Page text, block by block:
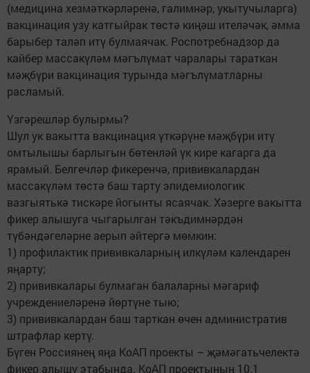
(медицина хезмәткәрләренә, галимнәр, укытучыларга)
вакцинация узу катгыйрак төстә киңәш ителәчәк, әмма
барыбер таләп итү булмаячак. Роспотребнадзор да
кайбер массакүләм мәгълүмат чаралары тараткан
мәҗбүри вакцинация турында мәгълүматларны
расламый.
Үзгәрешләр булырмы?
Шул ук вакытта вакцинация үткәрүне мәҗбүри итү
омтылышы барлыгын бөтенләй үк кире кагарга да
ярамый. Белгечләр фикеренчә, прививкалардан
массакүләм төстә баш тарту эпидемиологик
вазгыятькә тискәре йогынты ясаячак. Хәзерге вакытта
фикер алышуга чыгарылган тәкъдимнәрдән
түбәндәгеләрне аерып әйтергә мөмкин:
1) профилактик прививкаларның илкүләм календарен
яңарту;
2) прививкалары булмаган балаларны мәгариф
учреждениеләренә йөртүне тыю;
3) прививкалардан баш тарткан өчен административ
штрафлар кертү.
Бүген Россиянең яңа КоАП проекты – җәмәгатьчелектә
фикер алышу этабында. КоАП проектының 10.1